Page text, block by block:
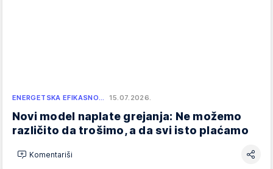
ENERGETSKA EFIKASNO… 15.07.2026.
Novi model naplate grejanja: Ne možemo
različito da trošimo, a da svi isto plaćamo
Komentariši